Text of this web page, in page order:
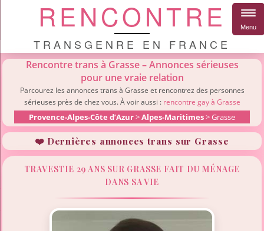
RENCONTRE
TRANSGENRE EN FRANCE
Rencontre trans à Grasse – Annonces sérieuses
pour une vraie relation
Parcourez les annonces trans à Grasse et rencontrez des personnes
sérieuses près de chez vous. À voir aussi : rencontre gay à Grasse
Provence-Alpes-Côte d’Azur>Alpes-Maritimes> Grasse
❤️ Dernières annonces trans sur Grasse
TRAVESTIE 29 ANS SUR GRASSE FAIT DU MÉNAGE
DANS SA VIE
Menu